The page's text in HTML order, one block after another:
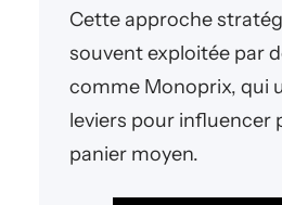
Cette approche
souvent exploitée par
comme Monoprix, qui
leviers pour influencer
panier moyen.